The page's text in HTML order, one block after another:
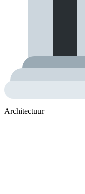
Architectuur